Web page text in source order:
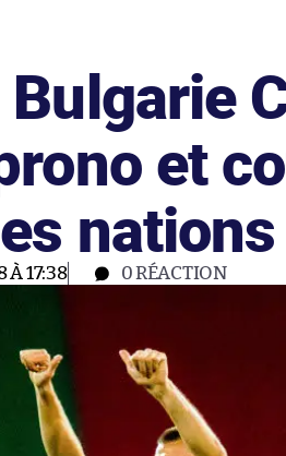
et
nations
À 17:38 0RÉACTION